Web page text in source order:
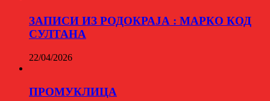
ЗАПИСИ ИЗ РОДОКРАЈА : МАРКО КОД
СУЛТАНА
22/04/2026
ПРОМУКЛИЦА